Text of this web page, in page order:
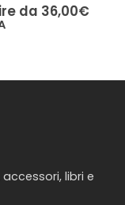
da 36,00€
libri e